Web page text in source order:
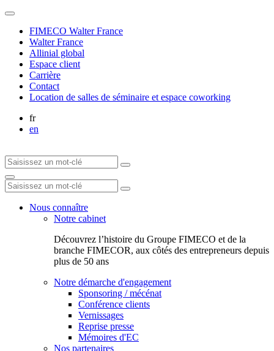
FIMECO Walter France
Walter France
Allinial global
Espace client
Carrière
Contact
Location de salles de séminaire et espace coworking
fr
en
Nous connaître
Notre cabinet
Découvrez l’histoire du Groupe FIMECO et de la
branche FIMECOR, aux côtés des entrepreneurs depuis
plus de 50 ans
Notre démarche d'engagement
Sponsoring / mécénat
Conférence clients
Vernissages
Reprise presse
Mémoires d'EC
Nos partenaires